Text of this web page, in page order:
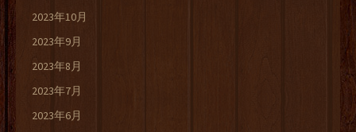
2023年10月
2023年9月
2023年8月
2023年7月
2023年6月